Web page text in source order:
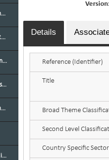
Algal Biochar as an innovative source of fertilisers and soil amendment technology for Mauritius
A Smart Energy Wallet for Solar Energy Monetization and Grid Transformation
Concept refinement and scaling of an automated 40 feet container farm for sustainable food production in Mauritius
Digital Footprints: Preserving Mauritian Heritage through Immersive Media
Professional Development Programme in Extended Reality and Gamification for Education Practitioners
Tech-Trails: Bridging History and Technology for Port-Louis' Heritage Landmarks
Details
Reference (Identifier)
Title
Broad Theme
Second Level
Country Specific